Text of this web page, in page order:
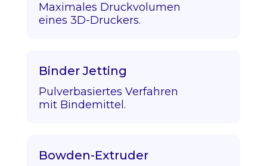
Maximales Druckvolumen
eines 3D-Druckers.
Binder Jetting
Pulverbasiertes Verfahren
mit Bindemittel.
Bowden-Extruder